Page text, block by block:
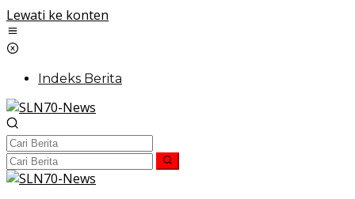
Lewati ke konten
Indeks Berita